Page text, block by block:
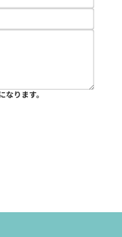
ります。